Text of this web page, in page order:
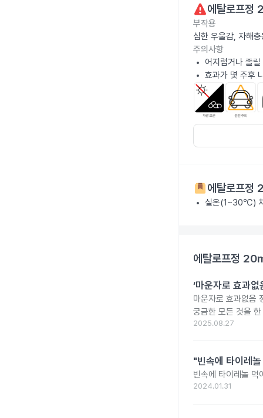
에탈로프정
부작용
심한 우울감, 자해
주의사항
어지럽거나 졸
효과가 몇 주후
에탈로프정
실온(1~30℃)
에탈로프정
‘마운자로 효과
마운자로 효과없음
궁금한 모든 것을
2025.08.27
"빈속에 타이레
빈속에 타이레놀 먹
2024.01.31